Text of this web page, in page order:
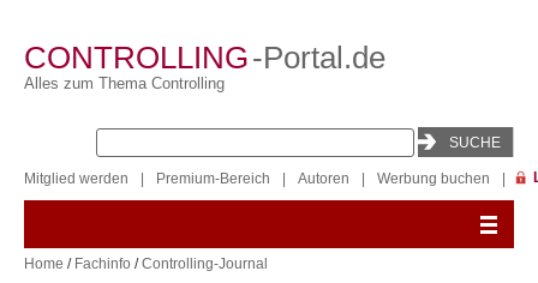
CONTROLLING-Portal.de
Alles zum Thema Controlling
Mitglied werden Premium-Bereich Autoren Werbung buchen
Home / Fachinfo /Controlling-Journal